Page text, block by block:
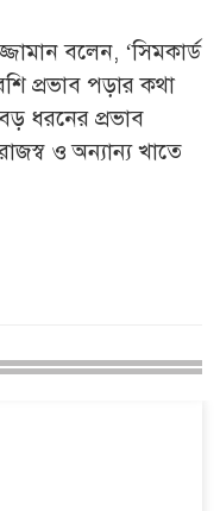
বলেন, ‘সিমকার্ড
প্রভাব পড়ার কথা
ধরনের প্রভাব
ও অন্যান্য খাতে